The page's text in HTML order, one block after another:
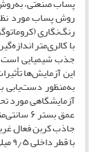
پساب صنعتی،
روش پساب مورد
رنگ‌نگاری
با کالری‌متر
جذب شیمیایی
این آزمایش‌ها
به‌منظور دست‌یابی
آزمایشگاهی مورد
با قطر داخلی ۹٫۵ میلی‌متر حاصل شد.